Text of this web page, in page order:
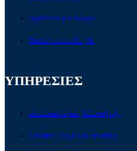
Προϊόντα για Άλογα
Προϊόντα για Πτηνά
ΥΠΗΡΕΣΙΕΣ
Αναπαραγωγική Υποστήριξη
Γενετική, συζεύξεις -mating